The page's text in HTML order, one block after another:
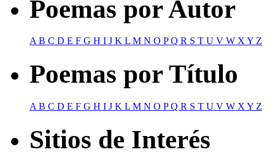
Poemas por Autor
AB C D E F G H I J K L M N O PQ R S T U V W XY Z
Poemas por Título
A B C D E F G H I J K L M N O PQ R S T U V W X Y Z
Sitios de Interés